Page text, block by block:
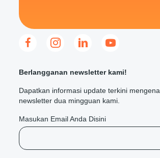
Berlangganan newsletter kami!
Dapatkan informasi update terkini
newsletter dua mingguan kami.
Masukan Email Anda Disini